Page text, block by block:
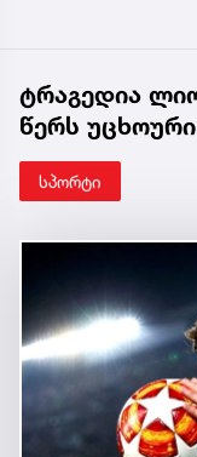
ტრაგედია
წერს
სპორტი